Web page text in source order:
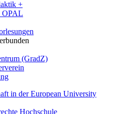
+
OPAL
(GradZ)